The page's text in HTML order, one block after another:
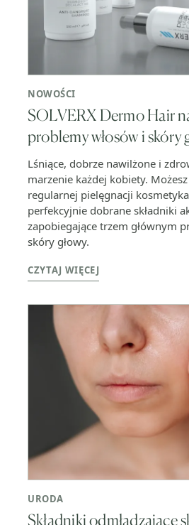
NOWOŚCI
SOLVERX Dermo Hair
problemy włosów i skóry
Lśniące, dobrze nawilżone i
marzenie każdej kobiety.
regularnej pielęgnacji
perfekcyjnie dobrane składniki
zapobiegające trzem głównym
skóry głowy.
CZYTAJ WIĘCEJ
URODA
Składniki odmładzające